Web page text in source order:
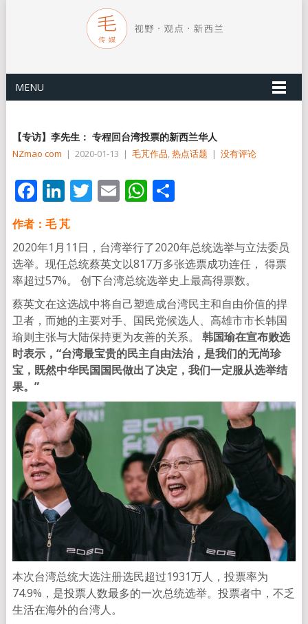
MENU
【专访】李先生： 专程回台湾投票的新西兰华人
NZmao com | 2020-01-13 | 毛芃作品,热点话题 | 没有评论
Facebook
LinkedIn
Twitter
EmailWhatsApp
分
作者：毛 芃
2020年1月11日，台湾举行了2020年总统选举与立法委员
选举。现任总统蔡英文以817万多张选票成功连任， 得票
率超过57%。 创下台湾总统选举史上最高得票数。
蔡英文在这选战中将自己塑造成台湾民主和自由价值的捍
卫者，而她的主要对手、国民党候选人、高雄市市长韩国
瑜则主张与大陆保持更为友善的关系。 韩国瑜在宣布败选
时表示，“台湾最宝贵的民主自由法治，是我们的无尚珍
宝，既然中华民国国民做出了决定，我们一定服从选举结
果。”
本次台湾总统大选注册选民超过1931万人，投票率为
74.9%，是投票人数最多的一次总统选举。投票者中，不乏
生活在海外的台湾人。